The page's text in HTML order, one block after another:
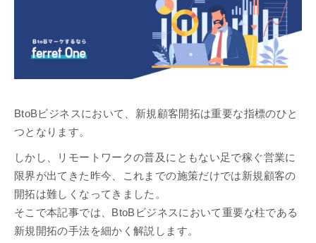
BtoBビジネスにおいて、新規顧客開拓は重要な指標のひと
つとなります。
しかし、リモートワークの普及にともない足で稼ぐ営業に
限界が出てきた昨今、これまでの施策だけでは新規顧客の
開拓は難しくなってきました。
そこで本記事では、BtoBビジネスにおいて重要な柱である
新規開拓の手法を細かく解説します。